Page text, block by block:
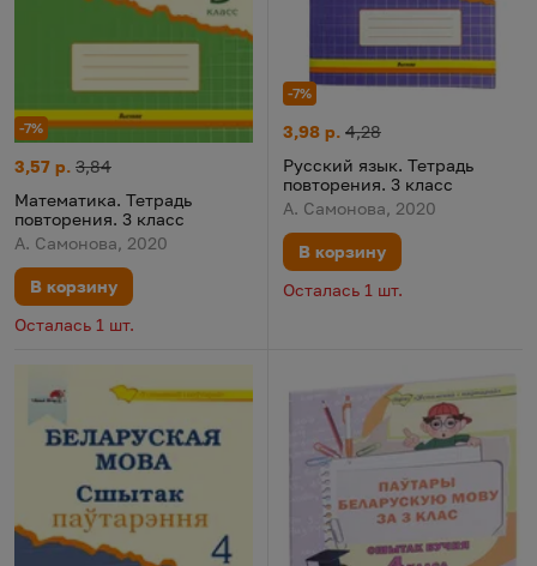
-7%
Математика. Тетрадь повторения. 3 класс
Цена:
3,57 р.
Старая цена:
3,84
Математика. Тетрадь
повторения. 3 класс
А. Самонова, 2020
В корзину
Осталась 1 шт.
-7%
Русский язык. Тетрадь
Цена:
3,98 р.
Старая цена:
4,28
Русский язык. Тетрадь
повторения. 3 класс
А. Самонова, 2020
В корзину
Осталась 1 шт.